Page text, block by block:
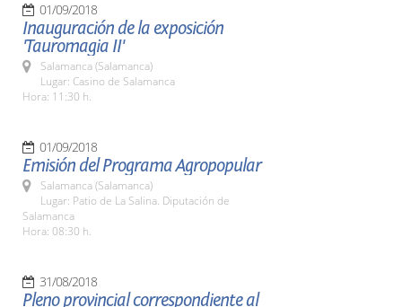
01/09/2018
Inauguración de la exposición
'Tauromagia II'
Salamanca (Salamanca)
Lugar: Casino de Salamanca
Hora: 11:30 h.
01/09/2018
Emisión del Programa Agropopular
Salamanca (Salamanca)
Lugar: Patio de La Salina. Diputación de
Salamanca
Hora: 08:30 h.
31/08/2018
Pleno provincial correspondiente al